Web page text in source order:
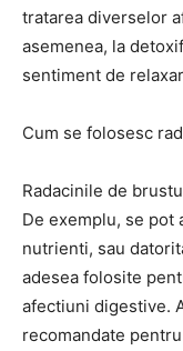
tratarea diverselor
asemenea, la
sentiment de
Cum se folosesc
Radacinile de
De exemplu, se pot
nutrienti, sau
adesea folosite
afectiuni digestive.
recomandate